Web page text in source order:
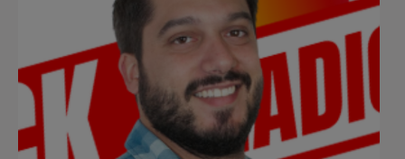
Cultur'Ciné - Jean Meurice
CONCOURS
Contact